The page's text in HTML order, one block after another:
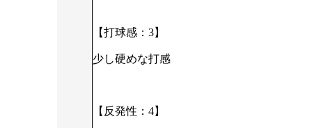
【打球感：3】
少し硬めな打感
【反発性：4】